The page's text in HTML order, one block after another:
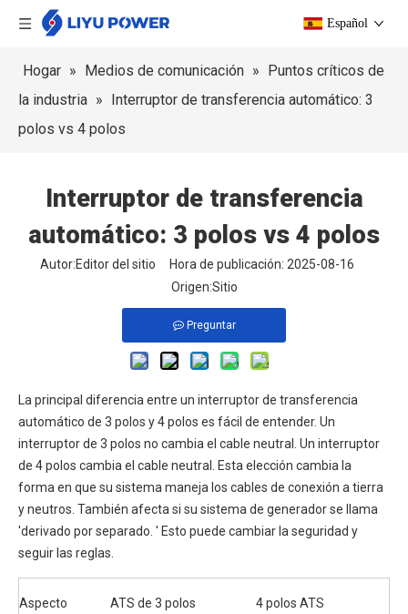
Español
Hogar » Medios de comunicación » Puntos críticos de
la industria » Interruptor de transferencia automático: 3
polos vs 4 polos
Interruptor de transferencia
automático: 3 polos vs 4 polos
Autor:Editor del sitio Hora de publicación: 2025-08-16
Origen:Sitio
Preguntar
La principal diferencia entre un interruptor de transferencia
automático de 3 polos y 4 polos es fácil de entender. Un
interruptor de 3 polos no cambia el cable neutral. Un interruptor
de 4 polos cambia el cable neutral. Esta elección cambia la
forma en que su sistema maneja los cables de conexión a tierra
y neutros. También afecta si su sistema de generador se llama
'derivado por separado. ' Esto puede cambiar la seguridad y
seguir las reglas.
Aspecto ATS de 3 polos 4 polos ATS